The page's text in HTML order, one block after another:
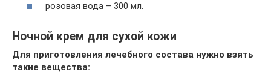
розовая вода – 300 мл.
Ночной крем для сухой кожи
Для приготовления лечебного состава нужно взять
такие вещества: